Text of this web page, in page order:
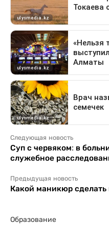
Следующая новость
Суп с червяком: в
служебное
Предыдущая новость
Какой маникюр сделать
Образование